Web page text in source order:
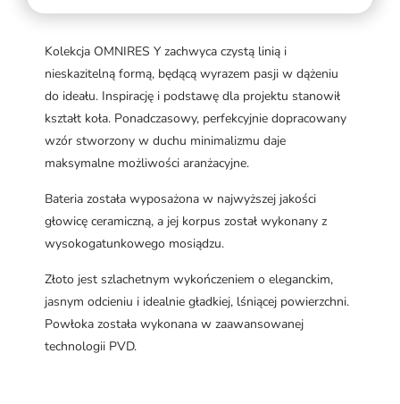
Kolekcja OMNIRES Y zachwyca czystą linią i
nieskazitelną formą, będącą wyrazem pasji w dążeniu
do ideału. Inspirację i podstawę dla projektu stanowił
kształt koła. Ponadczasowy, perfekcyjnie dopracowany
wzór stworzony w duchu minimalizmu daje
maksymalne możliwości aranżacyjne.
Bateria została wyposażona w najwyższej jakości
głowicę ceramiczną, a jej korpus został wykonany z
wysokogatunkowego mosiądzu.
Złoto jest szlachetnym wykończeniem o eleganckim,
jasnym odcieniu i idealnie gładkiej, lśniącej powierzchni.
Powłoka została wykonana w zaawansowanej
technologii PVD.